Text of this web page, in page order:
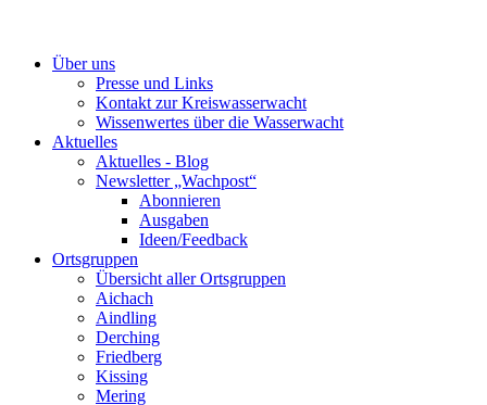
Über uns
Presse und Links
Kontakt zur Kreiswasserwacht
Wissenwertes über die Wasserwacht
Aktuelles
Aktuelles - Blog
Newsletter „Wachpost“
Abonnieren
Ausgaben
Ideen/Feedback
Ortsgruppen
Übersicht aller Ortsgruppen
Aichach
Aindling
Derching
Friedberg
Kissing
Mering